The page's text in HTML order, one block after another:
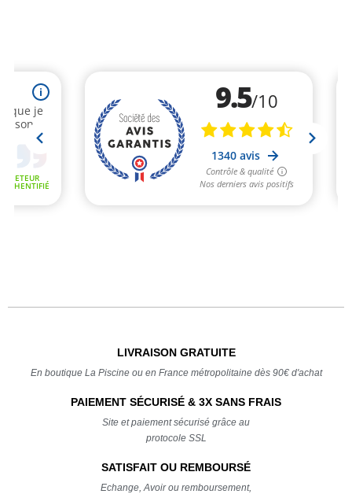
LIVRAISON GRATUITE
En boutique La Piscine ou en France métropolitaine dès 90€ d'achat
PAIEMENT SÉCURISÉ & 3X SANS FRAIS
Site et paiement sécurisé grâce au
protocole SSL
SATISFAIT OU REMBOURSÉ
Echange, Avoir ou remboursement,